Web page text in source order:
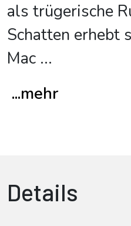
als trügerische
Schatten erhebt
Mac ...
...mehr
Details